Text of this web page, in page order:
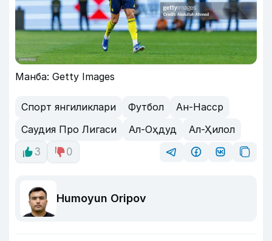
Манба: Getty Images
Спорт янгиликлари Футбол
Ан-Насср
Саудия Про Лигаси
Ал-Оҳдуд
Ал-Ҳилол
3
0
Humoyun Oripov